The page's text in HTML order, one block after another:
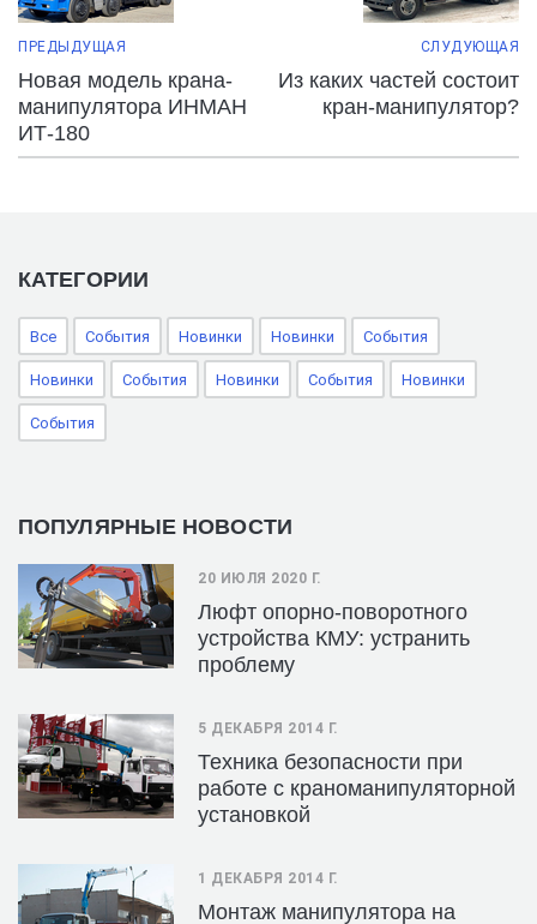
ПРЕДЫДУЩАЯ
Новая модель крана-
манипулятора ИНМАН
ИТ-180
СЛУДУЮЩАЯ
Из каких частей состоит
кран-манипулятор?
КАТЕГОРИИ
Все События Новинки Новинки События
Новинки События Новинки События Новинки
События
ПОПУЛЯРНЫЕ НОВОСТИ
20 ИЮЛЯ 2020 Г.
Люфт опорно-поворотного
устройства КМУ: устранить
проблему
5 ДЕКАБРЯ 2014 Г.
Техника безопасности при
работе с краноманипуляторной
установкой
1 ДЕКАБРЯ 2014 Г.
Монтаж манипулятора на